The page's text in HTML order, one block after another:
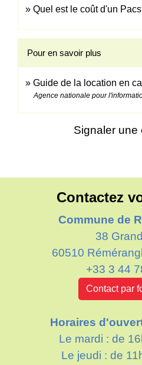
Quel est le coût d'un
Pour en savoir plus
Guide de la location en
Agence nationale pour
Signaler une
Contactez
Commune de
38
60510
+33 3 44
Contact par
Horaires
Le mardi : de
Le jeudi : de